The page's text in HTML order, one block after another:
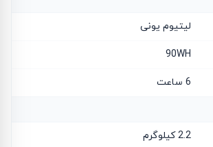
لیتیوم یونی
90WH
6 ساعت
2.2 کیلوگرم